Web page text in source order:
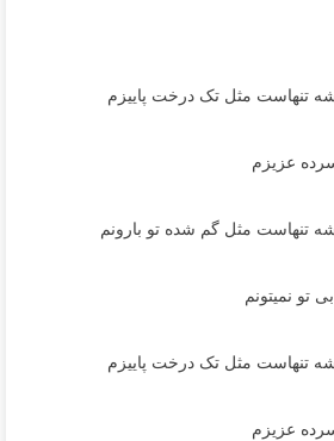
تنهاست مثل تک درخت پاییزم
عزیزم
تنهاست مثل گم شده تو بارونم
تو نمیتونم
تنهاست مثل تک درخت پاییزم
عزیزم